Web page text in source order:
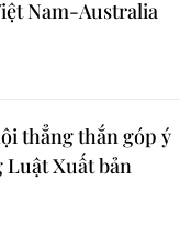
Nam-Australia
thẳng thắn góp ý
Luật Xuất bản